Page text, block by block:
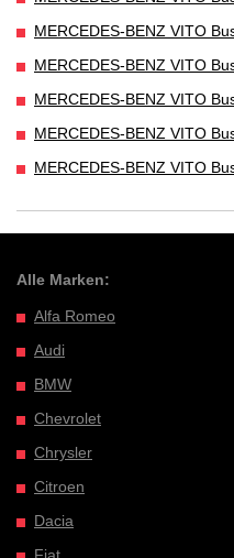
MERCEDES-BENZ VITO
MERCEDES-BENZ VITO
MERCEDES-BENZ VITO
MERCEDES-BENZ VITO
MERCEDES-BENZ VITO
Alle Marken:
Alfa Romeo
Audi
BMW
Chevrolet
Chrysler
Citroen
Dacia
Fiat